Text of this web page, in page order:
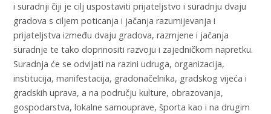
i suradnji čiji je cilj uspostaviti prijateljstvo i suradnju dvaju
gradova s ciljem poticanja i jačanja razumijevanja i
prijateljstva između dvaju gradova, razmjene i jačanja
suradnje te tako doprinositi razvoju i zajedničkom napretku.
Suradnja će se odvijati na razini udruga, organizacija,
institucija, manifestacija, gradonačelnika, gradskog vijeća i
gradskih uprava, a na području kulture, obrazovanja,
gospodarstva, lokalne samouprave, športa kao i na drugim